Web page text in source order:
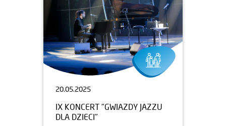
20.05.2025
IX KONCERT "GWIAZDY JAZZU
DLA DZIECI"